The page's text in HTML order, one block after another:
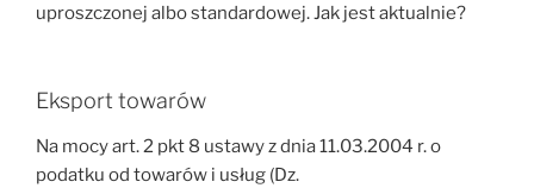
uproszczonej albo standardowej. Jak jest aktualnie?
Eksport towarów
Na mocy art. 2 pkt 8 ustawy z dnia 11.03.2004 r. o
podatku od towarów i usług (Dz.